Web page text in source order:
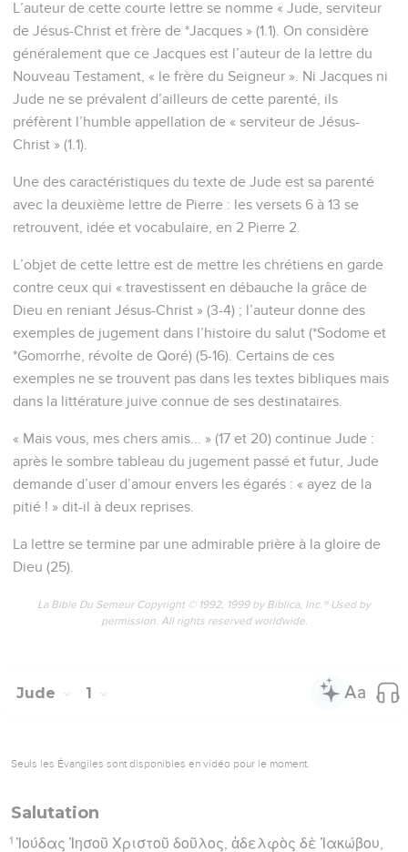
L’auteur de cette courte lettre se nomme « Jude, serviteur
de Jésus-Christ et frère de *Jacques » (1.1). On considère
généralement que ce Jacques est l’auteur de la lettre du
Nouveau Testament, « le frère du Seigneur ». Ni Jacques ni
Jude ne se prévalent d’ailleurs de cette parenté, ils
préfèrent l’humble appellation de « serviteur de Jésus-
Christ » (1.1).
Une des caractéristiques du texte de Jude est sa parenté
avec la deuxième lettre de Pierre : les versets 6 à 13 se
retrouvent, idée et vocabulaire, en 2 Pierre 2.
L’objet de cette lettre est de mettre les chrétiens en garde
contre ceux qui « travestissent en débauche la grâce de
Dieu en reniant Jésus-Christ » (3-4) ; l’auteur donne des
exemples de jugement dans l’histoire du salut (*Sodome et
*Gomorrhe, révolte de Qoré) (5-16). Certains de ces
exemples ne se trouvent pas dans les textes bibliques mais
dans la littérature juive connue de ses destinataires.
« Mais vous, mes chers amis... » (17 et 20) continue Jude :
après le sombre tableau du jugement passé et futur, Jude
demande d’user d’amour envers les égarés : « ayez de la
pitié ! » dit-il à deux reprises.
La lettre se termine par une admirable prière à la gloire de
Dieu (25).
La Bible Du Semeur Copyright © 1992, 1999 by Biblica, Inc.® Used by
permission. All rights reserved worldwide.
Jude 1
Seuls les Évangiles sont disponibles en vidéo pour le moment.
Salutation
1 Ἰούδας Ἰησοῦ Χριστοῦ δοῦλος, ἀδελφὸς δὲ Ἰακώβου,